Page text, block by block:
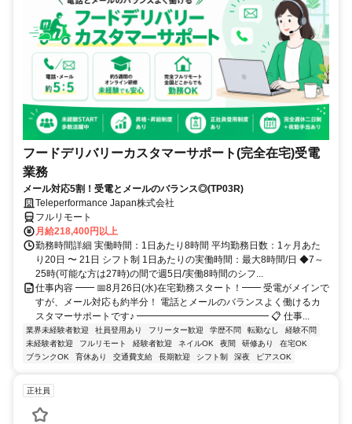
フードデリバリーカスタマーサポート(完全在宅)受電
業務
メール対応5割！受電とメールのバランス◎(TP03R)
Teleperformance Japan株式会社
フルリモート
月給218,400円以上
勤務時間詳細 実働時間：1日あたり8時間 平均勤務日数：1ヶ月あた
り20日 〜 21日 シフト制 1日あたりの実働時間：最大8時間/日 ◆7～
25時(可能な方は27時)の間で週5日/実働8時間のシフ...
仕事内容 ━━ 📅8月26日(水)在宅勤務スタート！━━ 受電がメインで
すが、メール対応も約半分！ 電話とメールのバランスよく働けるカ
スタマーサポートです♪ ━━━━━━━━━━━━━━ 📋 仕事...
業界未経験者歓迎 社員登用あり フリーター歓迎 学歴不問 転勤なし
経験不問
未経験者歓迎
フルリモート 経験者歓迎 ネイルOK 夜間 研修あり
在宅OK
ブランクOK
育休あり 交通費支給 長期歓迎 シフト制 深夜 ピアスOK
正社員